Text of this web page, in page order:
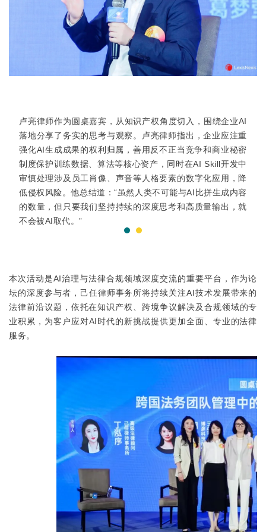
卢亮律师作为圆桌嘉宾，从知识产权角度切入，围绕企业AI
落地分享了务实的思考与观察。卢亮律师指出，企业应注重
强化AI生成成果的权利归属，善用反不正当竞争和商业秘密
制度保护训练数据、算法等核心资产，同时在AI Skill开发中
审慎处理涉及员工肖像、声音等人格要素的数字化应用，降
低侵权风险。他总结道：“虽然人类不可能与AI比拼生成内容
的数量，但只要我们坚持持续的深度思考和高质量输出，就
不会被AI取代。”
本次活动是AI治理与法律合规领域深度交流的重要平台，作为论
坛的深度参与者，己任律师事务所将持续关注AI技术发展带来的
法律前沿议题，依托在知识产权、跨境争议解决及合规领域的专
业积累，为客户应对AI时代的新挑战提供更加全面、专业的法律
服务。